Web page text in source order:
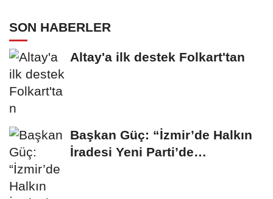
SON HABERLER
Altay'a ilk destek Folkart'tan
Başkan Güç: “İzmir’de Halkın
İradesi Yeni Parti’de